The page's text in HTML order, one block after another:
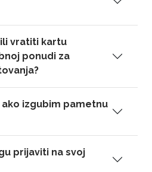
vratiti kartu
ponudi za
izgubim pametnu
prijaviti na svoj